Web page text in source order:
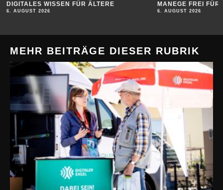
DIGITALES WISSEN FÜR ÄLTERE
6. AUGUST 2026
MANEGE FREI
6. AUGUST 2026
MEHR BEITRÄGE DIESER RUBRIK